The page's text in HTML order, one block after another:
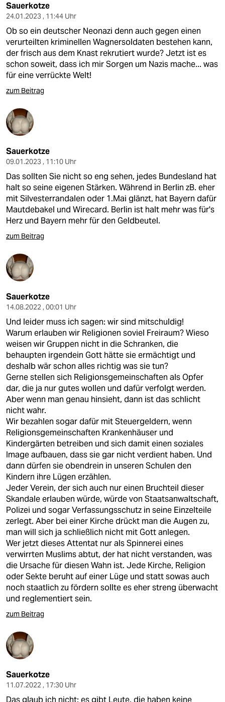
Sauerkotze
24.01.2023 , 11:44 Uhr
Ob so ein deutscher Neonazi denn auch gegen einen
verurteilten kriminellen Wagnersoldaten bestehen kann,
der frisch aus dem Knast rekrutiert wurde? Jetzt ist es
schon soweit, dass ich mir Sorgen um Nazis mache... was
für eine verrückte Welt!
zum Beitrag
Sauerkotze
09.01.2023 , 11:10 Uhr
Das sollten Sie nicht so eng sehen, jedes Bundesland hat
halt so seine eigenen Stärken. Während in Berlin zB. eher
mit Silvesterrandalen oder 1.Mai glänzt, hat Bayern dafür
Mautdebakel und Wirecard. Berlin ist halt mehr was für's
Herz und Bayern mehr für den Geldbeutel.
zum Beitrag
Sauerkotze
14.08.2022 , 00:01 Uhr
Und leider muss ich sagen: wir sind mitschuldig!
Warum erlauben wir Religionen soviel Freiraum? Wieso
weisen wir Gruppen nicht in die Schranken, die
behaupten irgendein Gott hätte sie ermächtigt und
deshalb wär schon alles richtig was sie tun?
Gerne stellen sich Religionsgemeinschaften als Opfer
dar, die ja nur gutes wollen und dafür verfolgt werden.
Aber wenn man genau hinsieht, dann ist das schlicht
nicht wahr.
Wir bezahlen sogar dafür mit Steuergeldern, wenn
Religionsgemeinschaften Krankenhäuser und
Kindergärten betreiben und sich damit einen soziales
Image aufbauen, dass sie gar nicht verdient haben. Und
dann dürfen sie obendrein in unseren Schulen den
Kindern ihre Lügen erzählen.
Jeder Verein, der sich auch nur einen Bruchteil dieser
Skandale erlauben würde, würde von Staatsanwaltschaft,
Polizei und sogar Verfassungsschutz in seine Einzelteile
zerlegt. Aber bei einer Kirche drückt man die Augen zu,
man will sich ja schließlich nicht mit Gott anlegen.
Wer jetzt dieses Attentat nur als Spinnerei eines
verwirrten Muslims abtut, der hat nicht verstanden, was
die Ursache für diesen Wahn ist. Jede Kirche, Religion
oder Sekte beruht auf einer Lüge und statt sowas auch
noch staatlich zu fördern sollte es eher streng überwacht
und reglementiert sein.
zum Beitrag
Sauerkotze
11.07.2022 , 17:30 Uhr
Das glaub ich nicht: es gibt Leute, die haben keine